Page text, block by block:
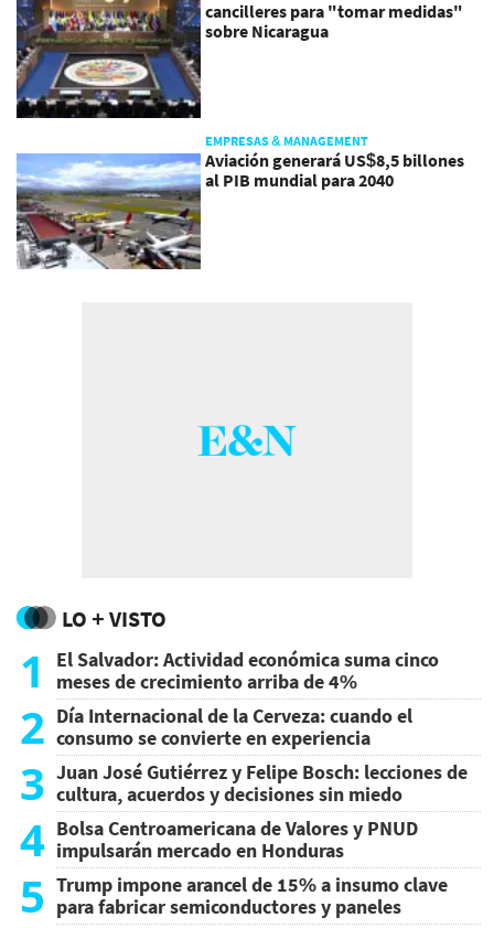
cancilleres para "tomar medidas"
sobre Nicaragua
EMPRESAS & MANAGEMENT
Aviación generará US$8,5 billones
al PIB mundial para 2040
LO + VISTO
1
El Salvador: Actividad económica suma cinco
meses de crecimiento arriba de 4%
2 Día Internacional de la Cerveza: cuando el
consumo se convierte en experiencia
3 Juan José Gutiérrez y Felipe Bosch: lecciones de
cultura, acuerdos y decisiones sin miedo
4 Bolsa Centroamericana de Valores y PNUD
impulsarán mercado en Honduras
5 Trump impone arancel de 15% a insumo clave
para fabricar semiconductores y paneles